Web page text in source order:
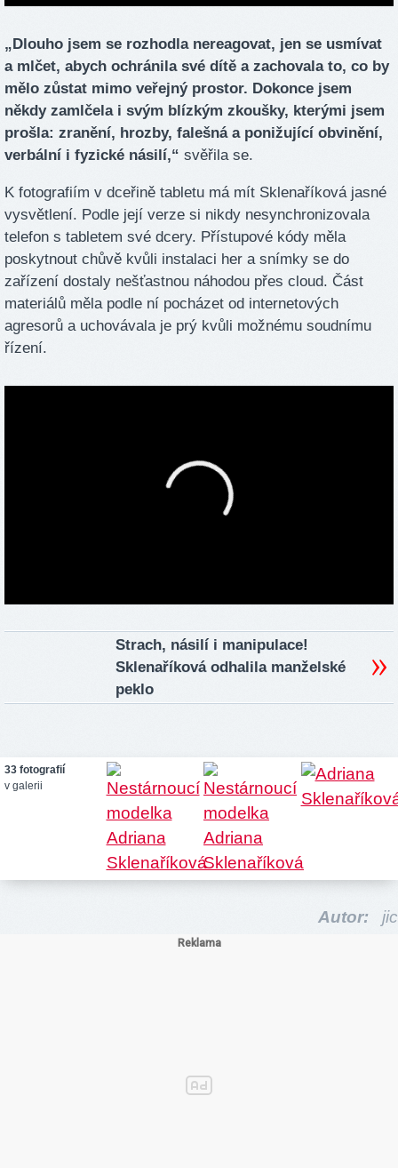
„Dlouho jsem se rozhodla nereagovat, jen se usmívat
a mlčet, abych ochránila své dítě a zachovala to, co by
mělo zůstat mimo veřejný prostor. Dokonce jsem
někdy zamlčela i svým blízkým zkoušky, kterými jsem
prošla: zranění, hrozby, falešná a ponižující obvinění,
verbální i fyzické násilí,“ svěřila se.
K fotografiím v dceřině tabletu má mít Sklenaříková jasné
vysvětlení. Podle její verze si nikdy nesynchronizovala
telefon s tabletem své dcery. Přístupové kódy měla
poskytnout chůvě kvůli instalaci her a snímky se do
zařízení dostaly nešťastnou náhodou přes cloud. Část
materiálů měla podle ní pocházet od internetových
agresorů a uchovávala je prý kvůli možnému soudnímu
řízení.
Strach, násilí i manipulace!
Sklenaříková odhalila manželské
peklo
33 fotografií
v galerii
Autor: jic